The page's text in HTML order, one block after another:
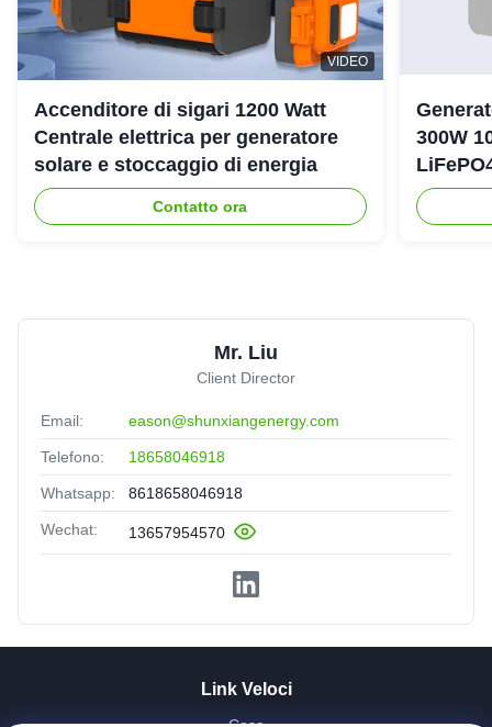
VIDEO
Accenditore di sigari 1200 Watt
Centrale elettrica per generatore
solare e stoccaggio di energia
Contatto ora
300W
Mr. Liu
Client Director
Email: eason@shunxiangenergy.com
Telefono: 18658046918
Whatsapp: 8618658046918
Wechat: 13657954570
Link Veloci